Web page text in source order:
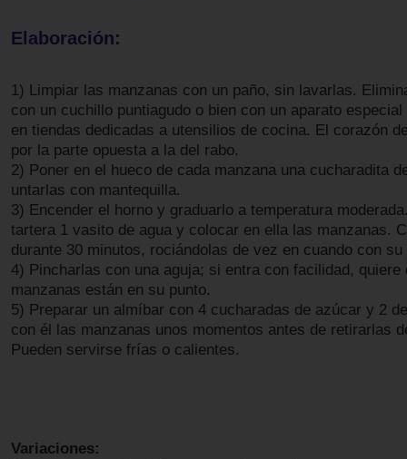
Elaboración:
1) Limpiar las manzanas con un paño, sin lavarlas.
con un cuchillo puntiagudo o bien con un aparato
en tiendas dedicadas a utensilios de cocina. El corazón
por la parte opuesta a la del rabo.
2) Poner en el hueco de cada manzana una cucharadita
untarlas con mantequilla.
3) Encender el horno y graduarlo a temperatura
tartera 1 vasito de agua y colocar en ella las manzanas.
durante 30 minutos, rociándolas de vez en cuando con su
4) Pincharlas con una aguja; si entra con facilidad, quiere
manzanas están en su punto.
5) Preparar un almíbar con 4 cucharadas de azúcar y 2
con él las manzanas unos momentos antes de retirarlas
Pueden servirse frías o calientes.
Variaciones: